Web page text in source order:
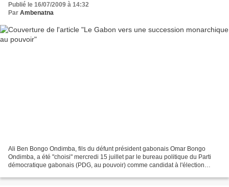
Publié le 16/07/2009 à 14:32
Par Ambenatna
Ali Ben Bongo Ondimba, fils du défunt président gabonais Omar Bongo
Ondimba, a été "choisi" mercredi 15 juillet par le bureau politique du Parti
démocratique gabonais (PDG, au pouvoir) comme candidat à l'élection